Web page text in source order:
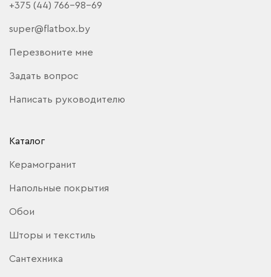
+375 (44) 766-98-69
super@flatbox.by
Перезвоните мне
Задать вопрос
Написать руководителю
Каталог
Керамогранит
Напольные покрытия
Обои
Шторы и текстиль
Сантехника